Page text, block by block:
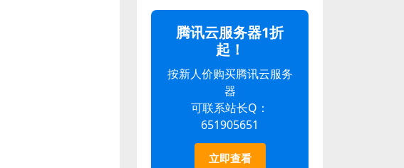
腾讯云服务器1折
起！
按新人价购买腾讯云服务
器
可联系站长Q：
651905651
立即查看